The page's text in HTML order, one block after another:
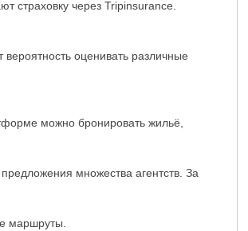
страховку через Tripinsurance.
оценивать различные
можно бронировать жильё,
множества агентств. За
маршруты.